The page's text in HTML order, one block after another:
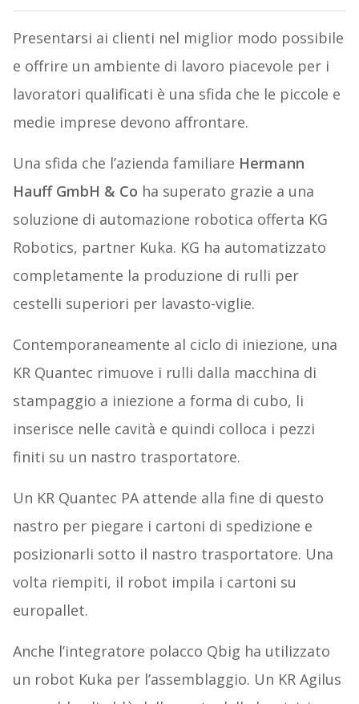
Presentarsi ai clienti nel miglior modo possibile
e offrire un ambiente di lavoro piacevole per i
lavoratori qualificati è una sfida che le piccole e
medie imprese devono affrontare.
Una sfida che l’azienda familiare Hermann
Hauff GmbH & Co ha superato grazie a una
soluzione di automazione robotica offerta KG
Robotics, partner Kuka. KG ha automatizzato
completamente la produzione di rulli per
cestelli superiori per lavasto-viglie.
Contemporaneamente al ciclo di iniezione, una
KR Quantec rimuove i rulli dalla macchina di
stampaggio a iniezione a forma di cubo, li
inserisce nelle cavità e quindi colloca i pezzi
finiti su un nastro trasportatore.
Un KR Quantec PA attende alla fine di questo
nastro per piegare i cartoni di spedizione e
posizionarli sotto il nastro trasportatore. Una
volta riempiti, il robot impila i cartoni su
europallet.
Anche l’integratore polacco Qbig ha utilizzato
un robot Kuka per l’assemblaggio. Un KR Agilus